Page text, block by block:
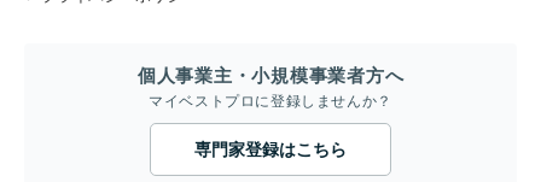
個人事業主・小規模事業者方へ
マイベストプロに登録しませんか？
専門家登録はこちら